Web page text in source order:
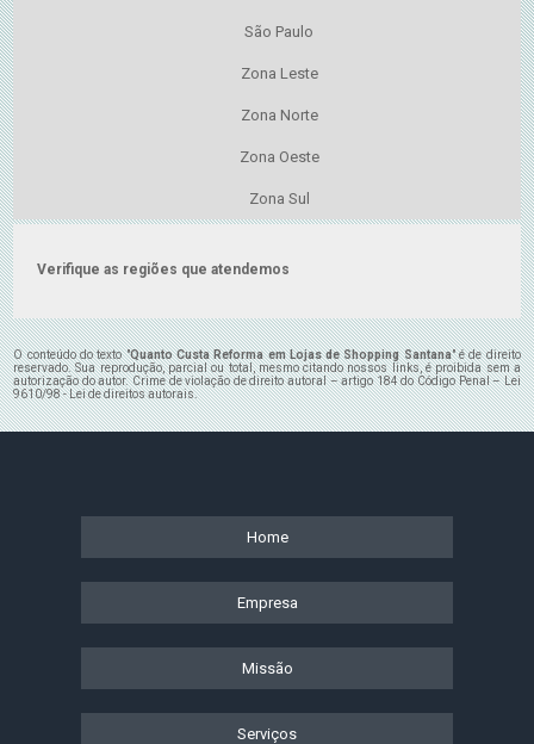
São Paulo
Zona Leste
Zona Norte
Zona Oeste
Zona Sul
Verifique as regiões que atendemos
O conteúdo do texto "Quanto Custa Reforma em Lojas de Shopping Santana" é de direito
reservado. Sua reprodução, parcial ou total, mesmo citando nossos links, é proibida sem a
autorização do autor. Crime de violação de direito autoral – artigo 184 do Código Penal –Lei
9610/98 - Lei de direitos autorais.
Home
Empresa
Missão
Serviços